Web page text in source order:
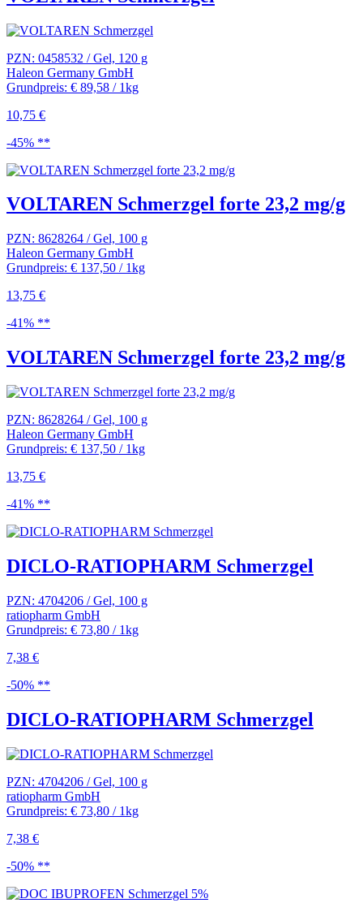
PZN: 0458532 / Gel, 120 g
Haleon Germany GmbH
Grundpreis: € 89,58 / 1kg
10,75 €
-45% **
VOLTAREN Schmerzgel forte 23,2 mg/g
PZN: 8628264 / Gel, 100 g
Haleon Germany GmbH
Grundpreis: € 137,50 / 1kg
13,75 €
-41% **
VOLTAREN Schmerzgel forte 23,2 mg/g
PZN: 8628264 / Gel, 100 g
Haleon Germany GmbH
Grundpreis: € 137,50 / 1kg
13,75 €
-41% **
DICLO-RATIOPHARM Schmerzgel
PZN: 4704206 / Gel, 100 g
ratiopharm GmbH
Grundpreis: € 73,80 / 1kg
7,38 €
-50% **
DICLO-RATIOPHARM Schmerzgel
PZN: 4704206 / Gel, 100 g
ratiopharm GmbH
Grundpreis: € 73,80 / 1kg
7,38 €
-50% **